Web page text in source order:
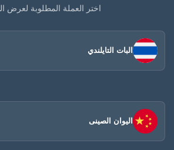
اختر العملة المطلوبة لعرض
البات التايلندي
اليوان الصينى​